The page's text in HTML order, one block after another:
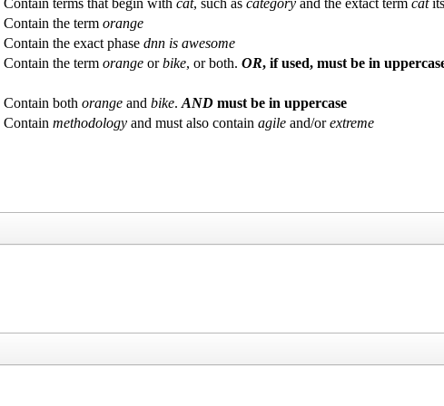
Contain terms that begin with cat, such as category and the extact term cat
Contain the term orange
Contain the exact phase dnn is awesome
Contain the term orange orbike, or both. OR, if used, must be in
Contain both orange and bike. AND must be in uppercase
Contain methodology and must also contain agile and/orextreme